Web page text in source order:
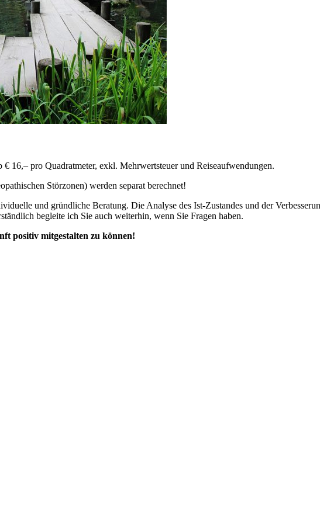
16,– pro Quadratmeter, exkl. Mehrwertsteuer und Reiseaufwendungen.
Störzonen) werden separat berechnet!
und gründliche Beratung. Die Analyse des Ist-Zustandes und der
begleite ich Sie auch weiterhin, wenn Sie Fragen haben.
positiv mitgestalten zu können!